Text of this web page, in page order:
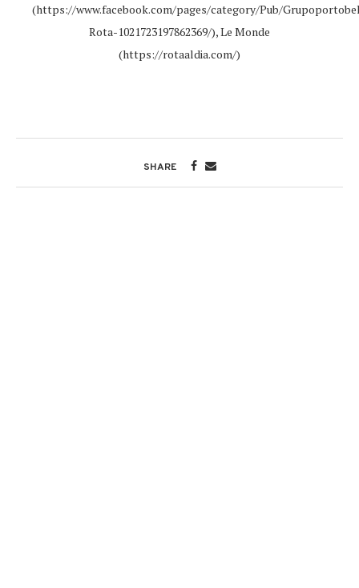
(https://www.facebook.com/pages/category/Pub/
Rota-1021723197862369/), Le Monde
(https://rotaaldia.com/)
SHARE